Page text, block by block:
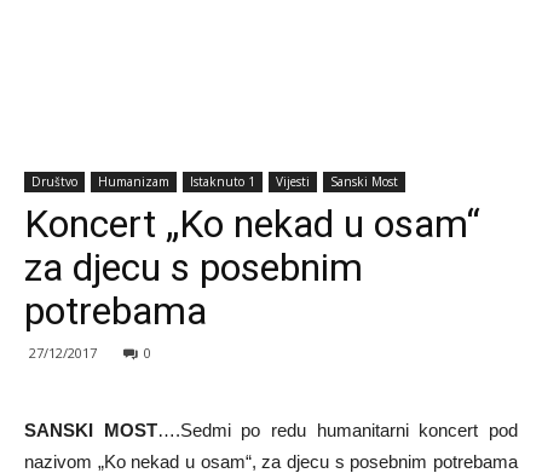
Društvo Humanizam Istaknuto 1 Vijesti Sanski Most
Koncert „Ko nekad u osam“
za djecu s posebnim
potrebama
27/12/2017 0
SANSKI MOST….Sedmi po redu humanitarni koncert pod
nazivom „Ko nekad u osam“, za djecu s posebnim potrebama